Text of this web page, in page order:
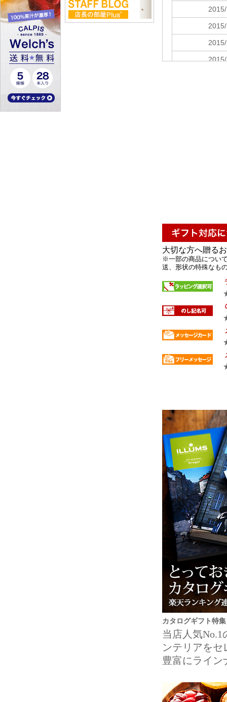
大切な方へ贈る
※一部の商品につい
送、形状の特殊なも
カタログギフト特集
当店人気
ンテリアを
豊富にライン